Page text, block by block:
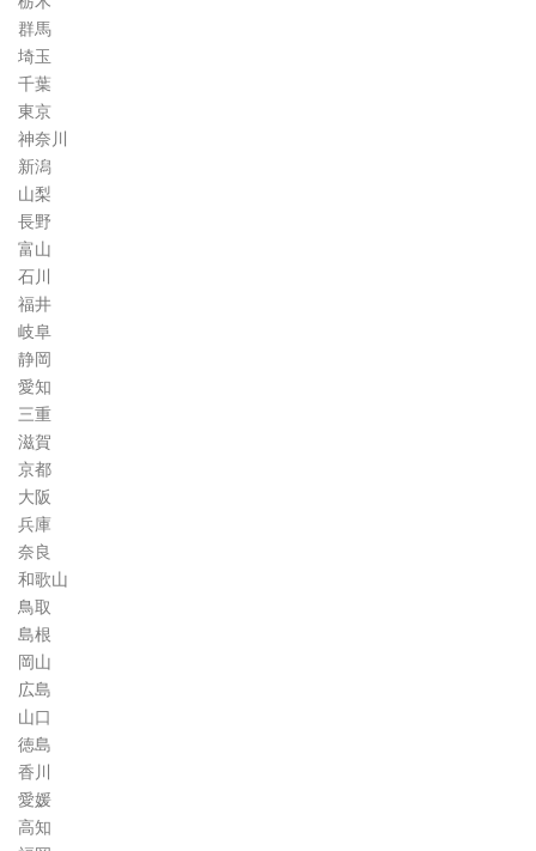
群馬
埼玉
千葉
東京
神奈川
新潟
山梨
長野
富山
石川
福井
岐阜
静岡
愛知
三重
滋賀
京都
大阪
兵庫
奈良
和歌山
鳥取
島根
岡山
広島
山口
徳島
香川
愛媛
高知